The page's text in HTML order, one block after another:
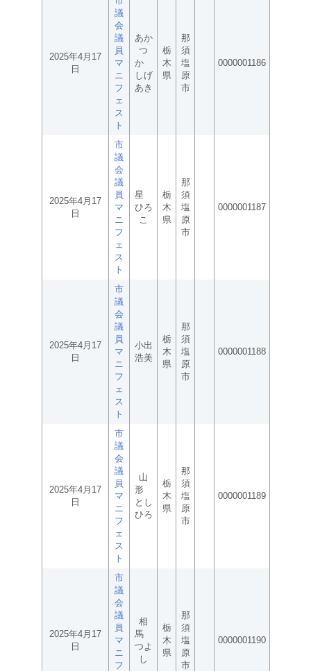
2025年4月17
日
議
会
議
員
マ
ニ
フ
ェ
ス
ト
あか
つ
か
しげ
あき
栃
木
県
那
須
塩
原
市
0000001186
2025年4月17
日
市
議
会
議
員
マ
ニ
フ
ェ
ス
ト
星
ひろ
こ
栃
木
県
那
須
塩
原
市
0000001187
2025年4月17
日
市
議
会
議
員
マ
ニ
フ
ェ
ス
ト
小出
浩美
栃
木
県
那
須
塩
原
市
0000001188
2025年4月17
日
市
議
会
議
員
マ
ニ
フ
ェ
ス
ト
山
形
とし
ひろ
栃
木
県
那
須
塩
原
市
0000001189
2025年4月17
日
市
議
会
議
員
マ
ニ
フ
相
馬
つよ
し
栃
木
県
那
須
塩
原
市
0000001190